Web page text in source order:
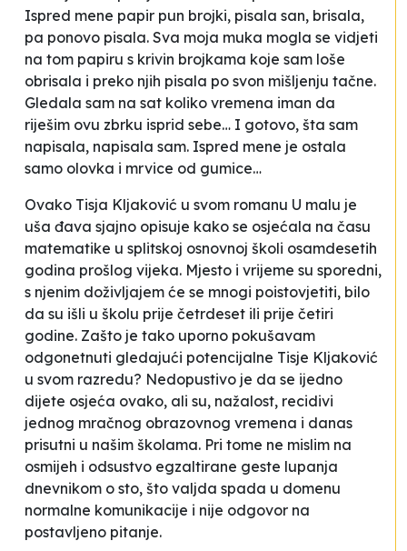
Ispred mene papir pun brojki, pisala san, brisala,
pa ponovo pisala. Sva moja muka mogla se vidjeti
na tom papiru s krivin brojkama koje sam loše
obrisala i preko njih pisala po svon mišljenju tačne.
Gledala sam na sat koliko vremena iman da
riješim ovu zbrku isprid sebe… I gotovo, šta sam
napisala, napisala sam. Ispred mene je ostala
samo olovka i mrvice od gumice…
Ovako Tisja Kljaković u svom romanu U malu je
uša đava sjajno opisuje kako se osjećala na času
matematike u splitskoj osnovnoj školi osamdesetih
godina prošlog vijeka. Mjesto i vrijeme su sporedni,
s njenim doživljajem će se mnogi poistovjetiti, bilo
da su išli u školu prije četrdeset ili prije četiri
godine. Zašto je tako uporno pokušavam
odgonetnuti gledajući potencijalne Tisje Kljaković
u svom razredu? Nedopustivo je da se ijedno
dijete osjeća ovako, ali su, nažalost, recidivi
jednog mračnog obrazovnog vremena i danas
prisutni u našim školama. Pri tome ne mislim na
osmijeh i odsustvo egzaltirane geste lupanja
dnevnikom o sto, što valjda spada u domenu
normalne komunikacije i nije odgovor na
postavljeno pitanje.